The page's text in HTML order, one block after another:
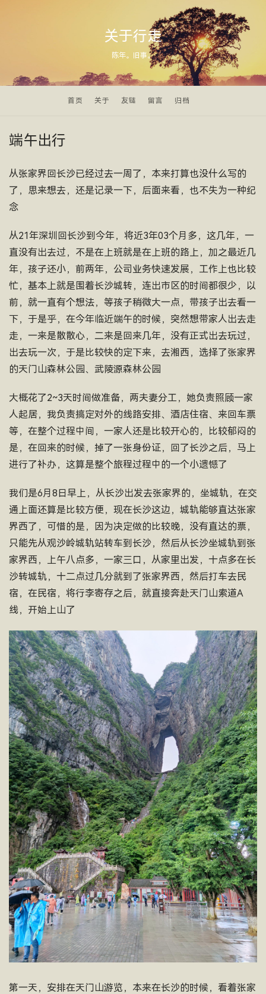
关于行走
陈年。旧事。
首页 关于 友链 留言 归档
端午出行
从张家界回长沙已经过去一周了，本来打算也没什么写的
了，思来想去，还是记录一下，后面来看，也不失为一种纪
念
从21年深圳回长沙到今年，将近3年03个月多，这几年，一
直没有出去过，不是在上班就是在上班的路上，加之最近几
年，孩子还小，前两年，公司业务快速发展，工作上也比较
忙，基本上就是围着长沙城转，连出市区的时间都很少，以
前，就一直有个想法，等孩子稍微大一点，带孩子出去看一
下，于是乎，在今年临近端午的时候，突然想带家人出去走
走，一来是散散心，二来是回来几年，没有正式出去玩过，
出去玩一次，于是比较快的定下来，去湘西，选择了张家界
的天门山森林公园、武陵源森林公园
大概花了2~3天时间做准备，两夫妻分工，她负责照顾一家
人起居，我负责搞定对外的线路安排、酒店住宿、来回车票
等，在整个过程中间，一家人还是比较开心的，比较郁闷的
是，在回来的时候，掉了一张身份证，回了长沙之后，马上
进行了补办，这算是整个旅程过程中的一个小遗憾了
我们是6月8日早上，从长沙出发去张家界的，坐城轨，在交
通上面还算是比较方便，现在长沙这边，城轨能够直达张家
界西了，可惜的是，因为决定做的比较晚，没有直达的票，
只能先从观沙岭城轨站转车到长沙，然后从长沙坐城轨到张
家界西，上午八点多，一家三口，从家里出发，十点多在长
沙转城轨，十二点过几分就到了张家界西，然后打车去民
宿，在民宿，将行李寄存之后，就直接奔赴天门山索道A
线，开始上山了
第一天，安排在天门山游览，本来在长沙的时候，看着张家